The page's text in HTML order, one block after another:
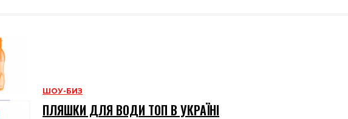
ШОУ-БИЗ
ПЛЯШКИ ДЛЯ ВОДИ ТОП В УКРАЇНІ